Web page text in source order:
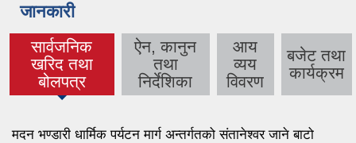
जानकारी
सार्वजनिक
खरिद तथा
बोलपत्र
(active tab)
ऐन, कानुन
तथा
निर्देशिका
आय
व्यय
विवरण
बजेट तथा
कार्यक्रम
मदन भण्डारी धार्मिक पर्यटन मार्ग अन्तर्गतको संतानेश्वर जाने बाटो